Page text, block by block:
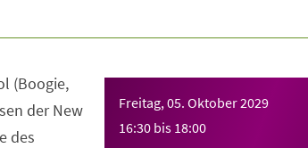
Freitag, 05. Oktober 2029
16:30 bis 18:00
(Boogie,
der New
des